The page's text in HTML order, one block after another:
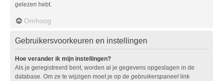
gelezen hebt.
Omhoog
Gebruikersvoorkeuren en instellingen
Hoe verander ik mijn instellingen?
Als je geregistreerd bent, worden al je gegevens opgeslagen in de
database. Om ze te wijzigen moet je op de gebruikerspaneel link